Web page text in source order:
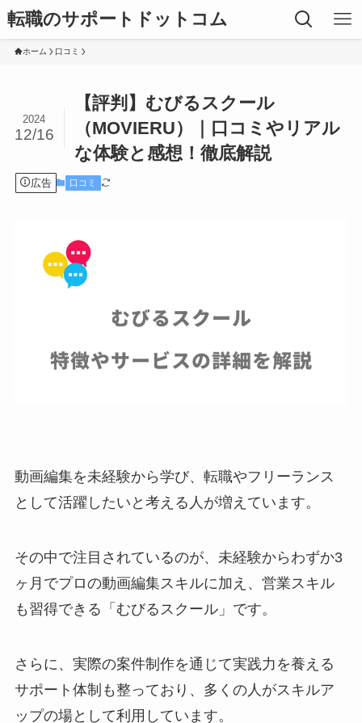
転職のサポートドットコム
ホーム 口コミ
【評判】むびるスクール
（MOVIERU）｜口コミやリアル
な体験と感想！徹底解説
2024
12/16
広告 口コミ
動画編集を未経験から学び、転職やフリーランス
として活躍したいと考える人が増えています。
その中で注目されているのが、未経験からわずか3
ヶ月でプロの動画編集スキルに加え、営業スキル
も習得できる「むびるスクール」です。
さらに、実際の案件制作を通じて実践力を養える
サポート体制も整っており、多くの人がスキルア
ップの場として利用しています。